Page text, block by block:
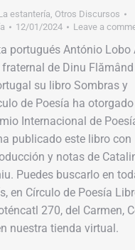
estantería, Otros Discursos
12/01/2024 Leave a
portugués António Lobo
de Dinu
su libro Sombras y
de Poesía ha
Internacional de
publicado este libro con
y notas de
Puedes buscarlo en
en Círculo de Poesía
270, del Carmen,
nuestra tienda virtual.